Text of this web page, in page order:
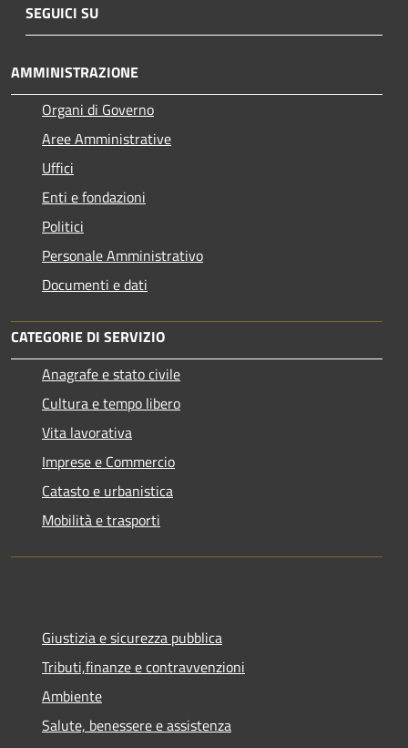
SEGUICI SU
AMMINISTRAZIONE
Organi di Governo
Aree Amministrative
Uffici
Enti e fondazioni
Politici
Personale Amministrativo
Documenti e dati
CATEGORIE DI SERVIZIO
Anagrafe e stato civile
Cultura e tempo libero
Vita lavorativa
Imprese e Commercio
Catasto e urbanistica
Mobilità e trasporti
Giustizia e sicurezza pubblica
Tributi,finanze e contravvenzioni
Ambiente
Salute, benessere e assistenza